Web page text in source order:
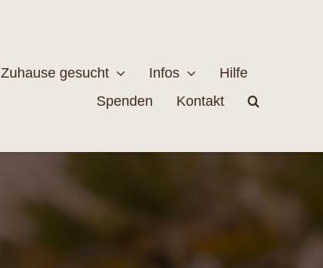
Naturschutz
Zuhause gesucht Infos
Hilfe
Spenden
Kontakt